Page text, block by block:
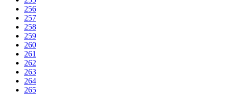
256
257
258
259
260
261
262
263
264
265